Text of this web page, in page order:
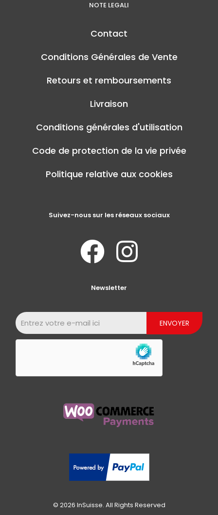
NOTE LEGALI
Contact
Conditions Générales de Vente
Retours et remboursements
Livraison
Conditions générales d'utilisation
Code de protection de la vie privée
Politique relative aux cookies
Suivez-nous sur les réseaux sociaux
Newsletter
© 2026 InSuisse. All Rights Reserved